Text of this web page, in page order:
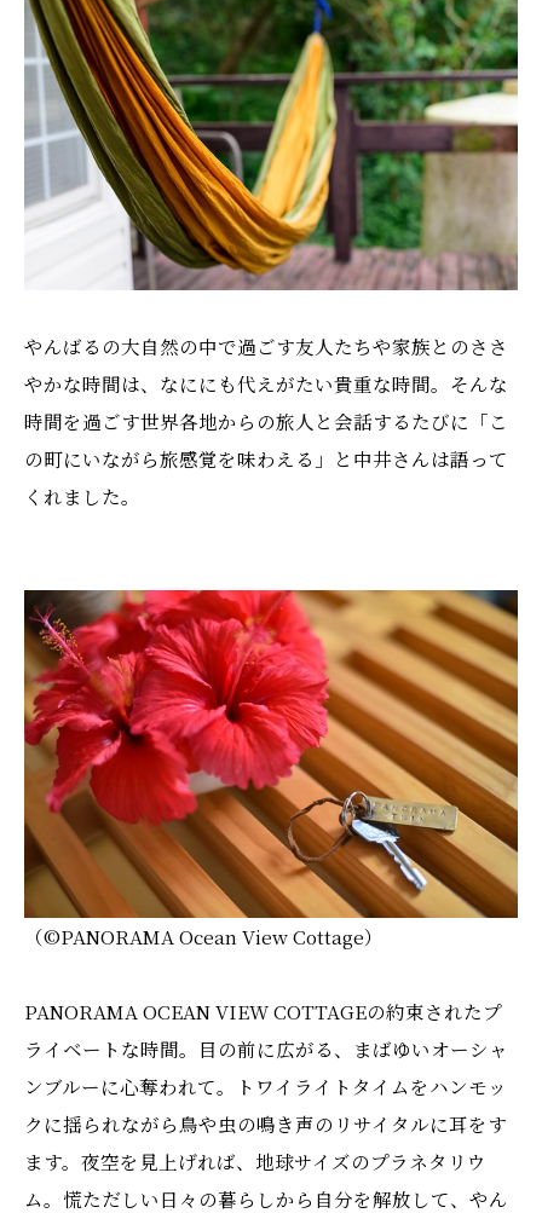
やんばるの大自然の中で過ごす友人たちや家族とのささ
やかな時間は、なににも代えがたい貴重な時間。そんな
時間を過ごす世界各地からの旅人と会話するたびに「こ
の町にいながら旅感覚を味わえる」と中井さんは語って
くれました。
（©️PANORAMA Ocean View Cottage）
PANORAMA OCEAN VIEW COTTAGEの約束されたプ
ライベートな時間。目の前に広がる、まばゆいオーシャ
ンブルーに心奪われて。トワイライトタイムをハンモッ
クに揺られながら鳥や虫の鳴き声のリサイタルに耳をす
ます。夜空を見上げれば、地球サイズのプラネタリウ
ム。慌ただしい日々の暮らしから自分を解放して、やん